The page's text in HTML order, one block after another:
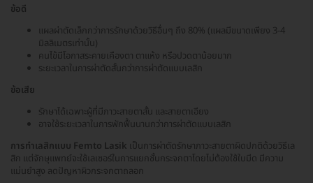
ข้อดี
แผลผ่าตัดเล็กกว่าการรักษาด้วยวิธีอื่นๆ ถึง 80% (แผลมีขนาดเพียง 3-4
มิลลิเมตรเท่านั้น)
คนไข้มีโอกาสระคายเคืองตา ตาแห้ง หรือปวดตาน้อยมาก
ระยะเวลาในการผ่าตัดสั้นกว่าการผ่าตัดแบบเลสิก
ข้อเสีย
รักษาได้เฉพาะผู้ที่มีภาวะสายตาสั้น และสายตาเอียง
อาจใช้ระยะเวลาในการพักฟื้นนานกว่าการผ่าตัดแบบเลสิก
การทำเลสิกแบบ Femto Lasik เป็นการผ่าตัดรักษาภาวะสายตาผิดปกติด้วยวิธีเล
สิก แต่จักษุแพทย์จะใช้เลเซอร์ในการแยกชั้นกระจกตาโดยไม่ต้องใช้ใบมีด มีความ
แม่นยำสูง ลดปัญหาผิวกระจกตาถลอก